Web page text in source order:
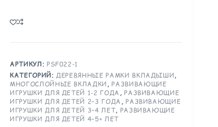
АРТИКУЛ: PSF022-1
КАТЕГОРИЙ:ДЕРЕВЯННЫЕ РАМКИ ВКЛАДЫШИ,
МНОГОСЛОЙНЫЕ ВКЛАДКИ ,РАЗВИВАЮЩИЕ
ИГРУШКИ ДЛЯ ДЕТЕЙ 1-2 ГОДА ,РАЗВИВАЮЩИЕ
ИГРУШКИ ДЛЯ ДЕТЕЙ 2–3 ГОДА ,РАЗВИВАЮЩИЕ
ИГРУШКИ ДЛЯ ДЕТЕЙ 3–4 ЛЕТ, РАЗВИВАЮЩИЕ
ИГРУШКИ ДЛЯ ДЕТЕЙ 4–5+ ЛЕТ